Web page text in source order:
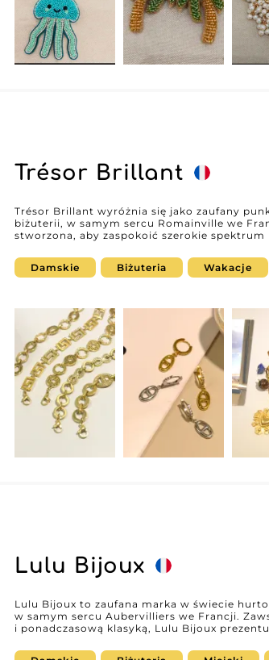
Trésor Brillant
Trésor Brillant wyróżnia się jako zaufany
biżuterii, w samym sercu Romainville we
stworzona, aby zaspokoić szerokie spektrum
kreacji odzwierciedlających najnowsze
Brillant oferuje bogaty i zróżnicowany
odsprzedawcom, aby pozostać
dostawcy i danych kontaktowych, wystarczy
Wholesaler. Nawiąż bezpośredni kontakt z
partnerstwa, które wzbogacą Twoją ofertę
stale zmieniającym się rynku.
Damskie Biżuteria Wakacje
Lulu Bijoux
Lulu Bijoux to zaufana marka w świecie
w samym sercu Aubervilliers we Francji.
i ponadczasową klasyką, Lulu Bijoux
wyrazistych, modnych elementów, czy